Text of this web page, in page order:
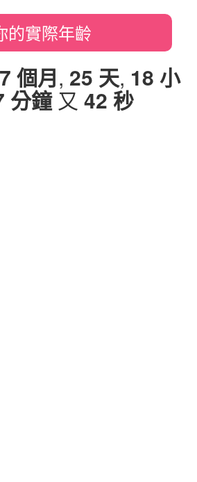
的實際年齡
7 個月, 25 天, 18 小
分鐘又 42 秒